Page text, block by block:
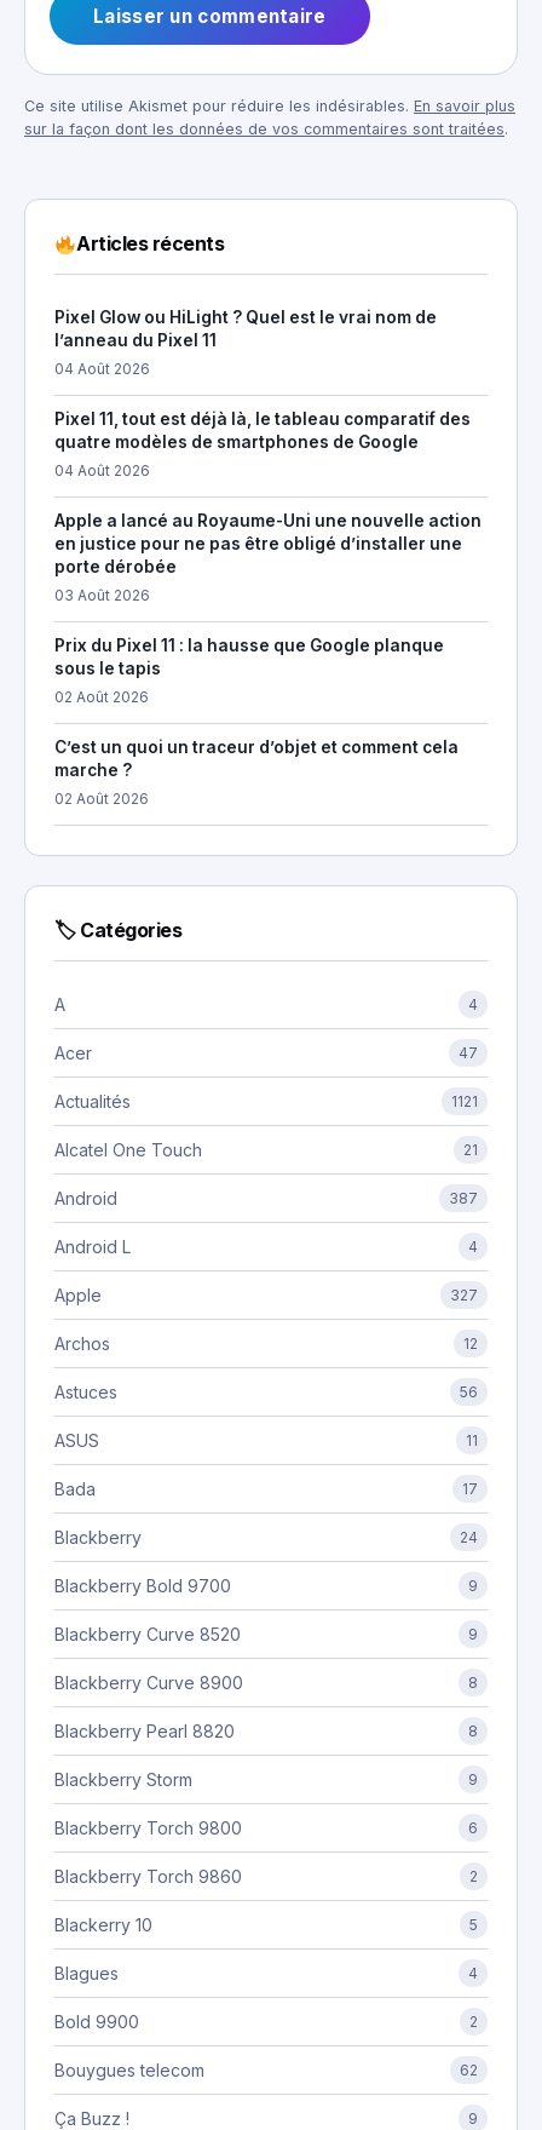
Ce site utilise Akismet pour réduire les indésirables. En savoir plus
sur la façon dont les données de vos commentaires sont traitées.
Articles récents
Pixel Glow ou HiLight ? Quel est le vrai nom de
l’anneau du Pixel 11
04 Août 2026
Pixel 11, tout est déjà là, le tableau comparatif des
quatre modèles de smartphones de Google
04 Août 2026
Apple a lancé au Royaume-Uni une nouvelle action
en justice pour ne pas être obligé d’installer une
porte dérobée
03 Août 2026
Prix du Pixel 11 : la hausse que Google planque
sous le tapis
02 Août 2026
C’est un quoi un traceur d’objet et comment cela
marche ?
02 Août 2026
🏷 Catégories
A 4
Acer 47
Actualités 1121
Alcatel One Touch 21
Android 387
Android L 4
Apple 327
Archos 12
Astuces 56
ASUS 11
Bada 17
Blackberry 24
Blackberry Bold 9700 9
Blackberry Curve 8520 9
Blackberry Curve 8900 8
Blackberry Pearl 8820 8
Blackberry Storm 9
Blackberry Torch 9800 6
Blackberry Torch 9860 2
Blackerry 10 5
Blagues 4
Bold 9900 2
Bouygues telecom 62
Ça Buzz ! 9